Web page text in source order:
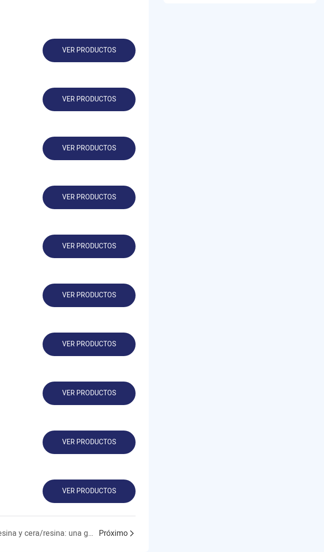
VER PRODUCTOS
VER PRODUCTOS
VER PRODUCTOS
VER PRODUCTOS
VER PRODUCTOS
VER PRODUCTOS
VER PRODUCTOS
VER PRODUCTOS
VER PRODUCTOS
VER PRODUCTOS
Cintas TTR de cera, resina y cera/resina: una guía rápida Próximo